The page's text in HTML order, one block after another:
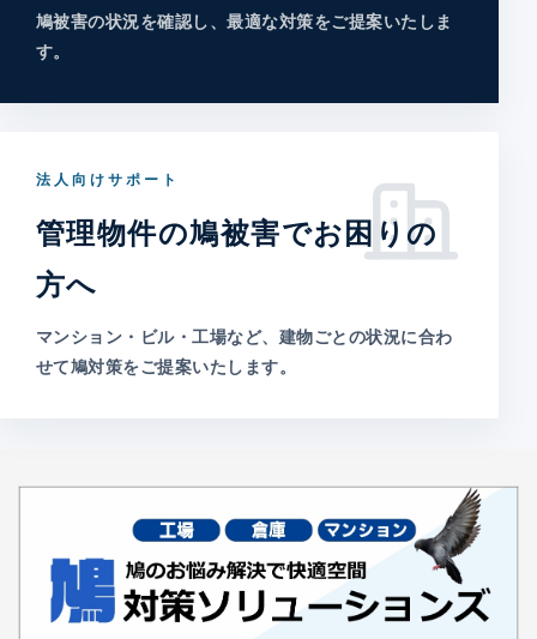
鳩被害の状況を確認し、最適な対策をご提案いたしま
す。
法人向けサポート
管理物件の鳩被害でお困りの
方へ
マンション・ビル・工場など、建物ごとの状況に合わ
せて鳩対策をご提案いたします。